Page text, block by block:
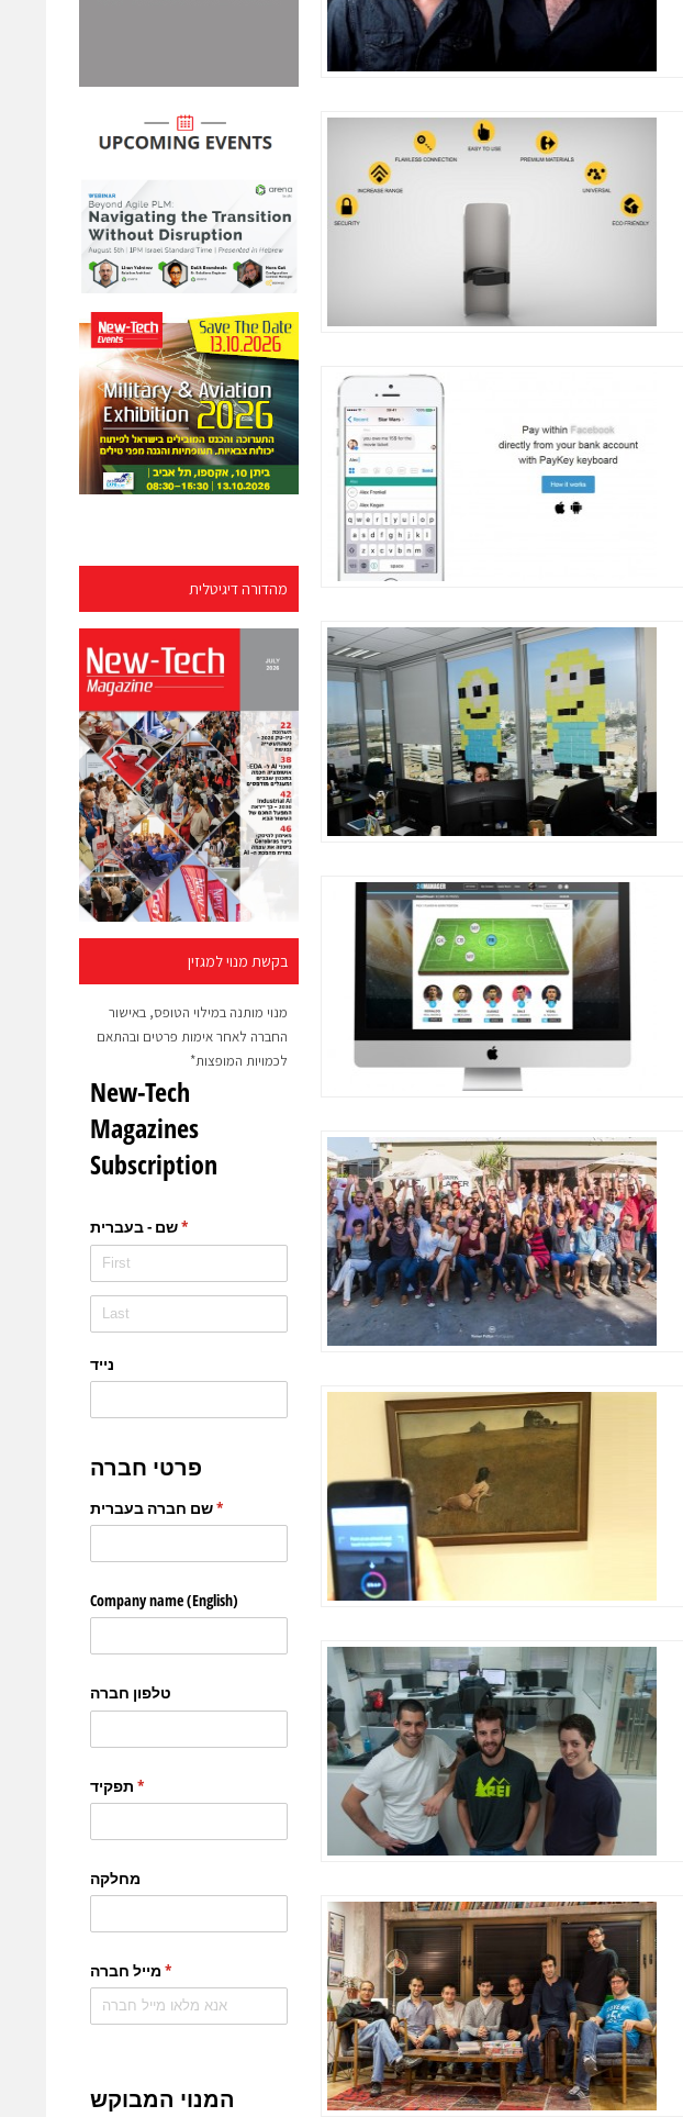
מהדורה דיגיטלית
בקשת מנוי למגזין
מנוי מותנה במילוי הטופס, באישור
החברה לאחר אימות פרטים ובהתאם
לכמויות המופצות*